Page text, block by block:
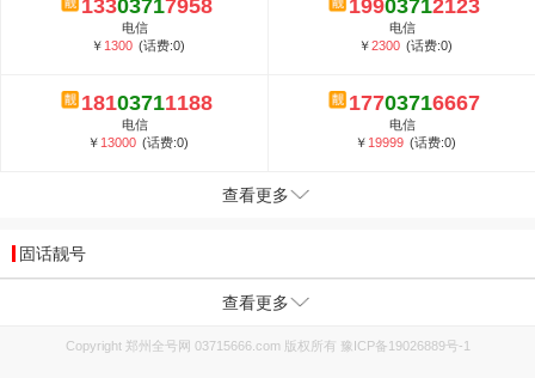
13303717958
电信
￥ 1300 (话费:0)
19903712123
电信
￥2300 (话费:0)
18103711188
电信
￥ 13000 (话费:0)
17703716667
电信
￥ 19999 (话费:0)
查看更多
固话靓号
查看更多
Copyright 郑州全号网 03715666.com 版权所有 豫ICP备19026889号-1